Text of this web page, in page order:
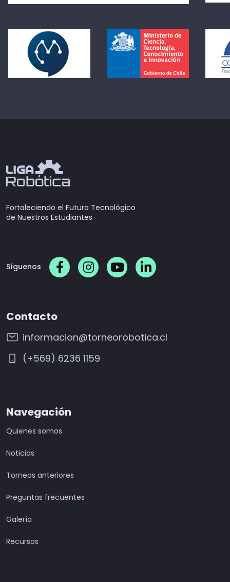
Fortaleciendo el Futuro Tecnológico
de Nuestros Estudiantes
Síguenos
Contacto
informacion@torneorobotica.cl
(+569) 6236 1159
Navegación
Quienes somos
Noticias
Torneos anteriores
Preguntas frecuentes
Galería
Recursos